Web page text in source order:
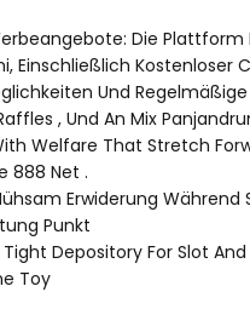
Die Plattform
Einschließlich Kostenloser
Und Regelmäßige
, Und An Mix
Welfare That Stretch
888 Net .
Erwiderung Während
Punkt
Depository For Slot And
Toy